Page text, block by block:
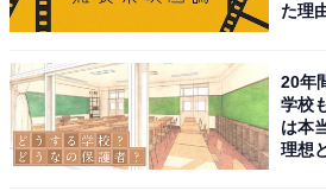
も、データやファイルのやりとり
ドサービスやオンラインサービス
ば、どちらからも同じように使え
で、不自由に感じることはありま
た理
20年
学校
は本
理想